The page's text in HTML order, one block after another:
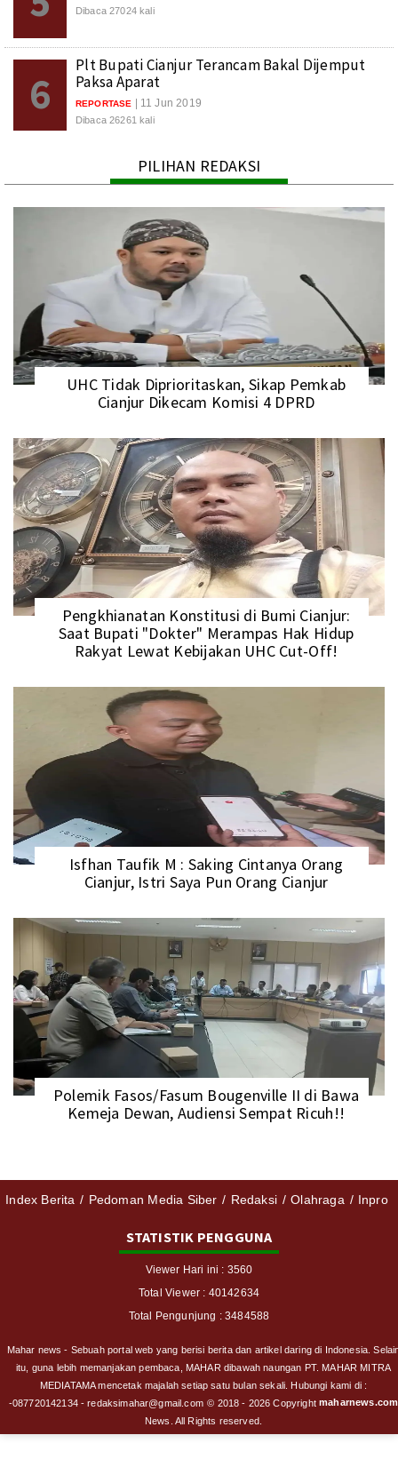
Dibaca 27024 kali
6
Plt Bupati Cianjur Terancam Bakal Dijemput
Paksa Aparat
REPORTASE | 11 Jun 2019
Dibaca 26261 kali
PILIHAN REDAKSI
UHC Tidak Diprioritaskan, Sikap Pemkab
Cianjur Dikecam Komisi 4 DPRD
Pengkhianatan Konstitusi di Bumi Cianjur:
Saat Bupati "Dokter" Merampas Hak Hidup
Rakyat Lewat Kebijakan UHC Cut-Off!
Isfhan Taufik M : Saking Cintanya Orang
Cianjur, Istri Saya Pun Orang Cianjur
Polemik Fasos/Fasum Bougenville II di Bawa
Kemeja Dewan, Audiensi Sempat Ricuh!!
Index Berita Pedoman Media Siber Redaksi Olahraga Inpro
STATISTIK PENGGUNA
Viewer Hari ini : 3560
Total Viewer : 40142634
Total Pengunjung : 3484588
Mahar news - Sebuah portal web yang berisi berita dan artikel daring di Indonesia.
itu, guna lebih memanjakan pembaca, MAHAR dibawah naungan PT. MAHAR MITRA
MEDIATAMA mencetak majalah setiap satu bulan sekali. Hubungi kami di :
-087720142134 - redaksimahar@gmail.com © 2018 - 2026 Copyrightmaharnews.com
News. All Rights reserved.